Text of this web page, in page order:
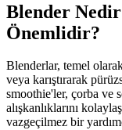
Blender
Önemlidir?
Blenderlar, temel olarak
veya karıştırarak
smoothie'ler, çorba ve
alışkanlıklarını
vazgeçilmez bir